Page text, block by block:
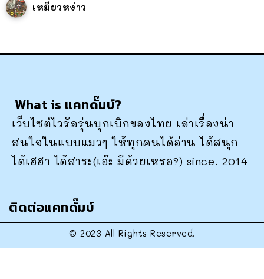
เหมียวหง่าว
What is แคทดั๊มบ์?
เว็บไซต์ไวรัลรุ่นบุกเบิกของไทย เล่าเรื่องน่า
สนใจในแบบแมวๆ ให้ทุกคนได้อ่าน ได้สนุก
ได้เฮฮา ได้สาระ(เอ๊ะ มีด้วยเหรอ?) since. 2014
ติดต่อแคทดั๊มบ์
© 2023 All Rights Reserved.